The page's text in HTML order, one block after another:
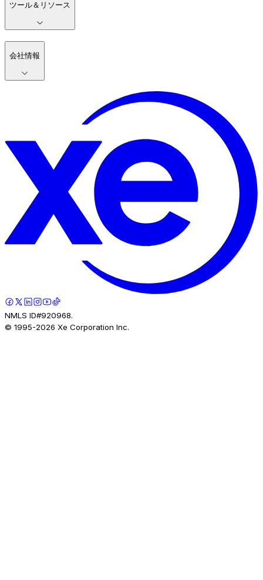
ツール＆リソース
会社情報
NMLS ID#920968.
© 1995-2026 Xe Corporation Inc.